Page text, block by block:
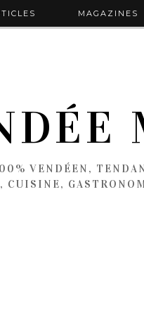
VENDÉEN,
CUISINE,
MAGAZINES